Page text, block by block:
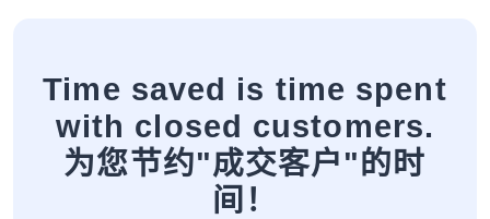
Time saved is time spent
with closed customers.
为您节约"成交客户"的时
间！